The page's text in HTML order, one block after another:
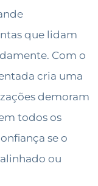
que lidam
Com o
cria uma
demoram
todos os
se o
ou